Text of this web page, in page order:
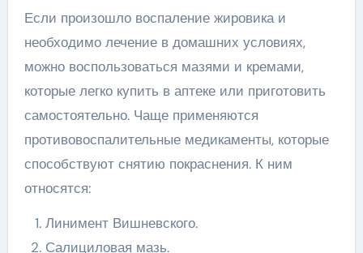
Если произошло воспаление жировика и
необходимо лечение в домашних условиях,
можно воспользоваться мазями и кремами,
которые легко купить в аптеке или приготовить
самостоятельно. Чаще применяются
противовоспалительные медикаменты, которые
способствуют снятию покраснения. К ним
относятся:
Линимент Вишневского.
Салициловая мазь.